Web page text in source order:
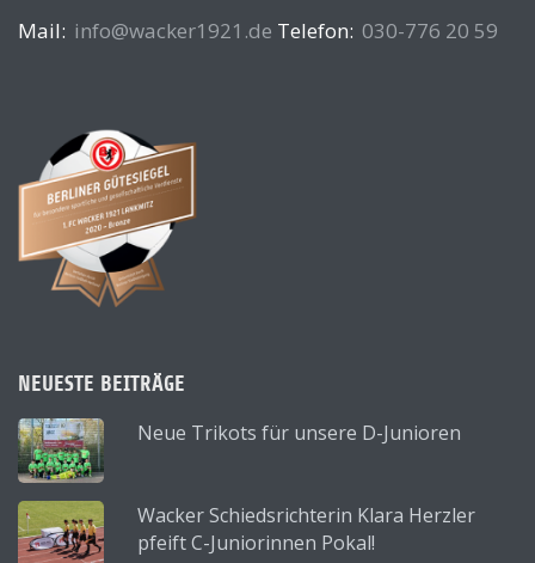
Mail: info@wacker1921.de Telefon: 030-776 20 59
NEUESTE BEITRÄGE
Neue Trikots für unsere D-Junioren
Wacker Schiedsrichterin Klara Herzler
pfeift C-Juniorinnen Pokal!